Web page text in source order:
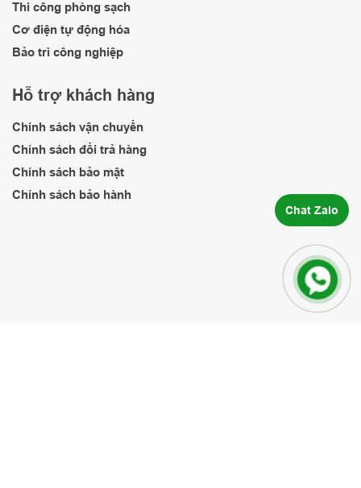
Thi công phòng sạch
Cơ điện tự động hóa
Bảo trì công nghiệp
Hỗ trợ khách hàng
Chính sách vận chuyển
Chính sách đổi trả hàng
Chính sách bảo mật
Chính sách bảo hành
Chat Zalo